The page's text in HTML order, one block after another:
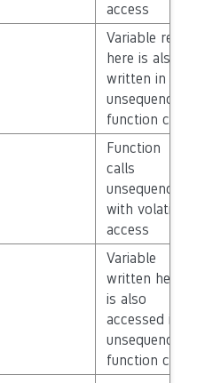
access
Variable read
here is also
written in
unsequenced
function call
Function
calls
unsequenced
with volatile
access
Variable
written here
is also
accessed in
unsequenced
function call